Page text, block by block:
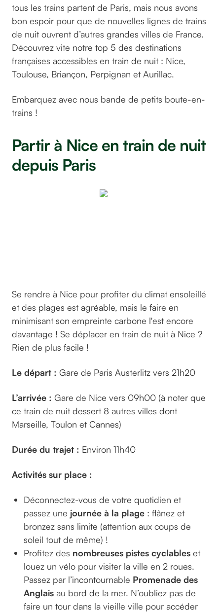
tous les trains partent de Paris, mais nous avons
bon espoir pour que de nouvelles lignes de trains
de nuit ouvrent d’autres grandes villes de France.
Découvrez vite notre top 5 des destinations
françaises accessibles en train de nuit : Nice,
Toulouse, Briançon, Perpignan et Aurillac.
Embarquez avec nous bande de petits boute-en-
trains !
Partir à Nice en train de nuit
depuis Paris
Se rendre à Nice pour profiter du climat ensoleillé
et des plages est agréable, mais le faire en
minimisant son empreinte carbone l'est encore
davantage ! Se déplacer en train de nuit à Nice ?
Rien de plus facile !
Le départ : Gare de Paris Austerlitz vers 21h20
L’arrivée : Gare de Nice vers 09h00 (à noter que
ce train de nuit dessert 8 autres villes dont
Marseille, Toulon et Cannes)
Durée du trajet : Environ 11h40
Activités sur place :
Déconnectez-vous de votre quotidien et
passez une journée à la plage : flânez et
bronzez sans limite (attention aux coups de
soleil tout de même) !
Profitez des nombreuses pistes cyclables et
louez un vélo pour visiter la ville en 2 roues.
Passez par l’incontournable Promenade des
Anglais au bord de la mer. N’oubliez pas de
faire un tour dans la vieille ville pour accéder